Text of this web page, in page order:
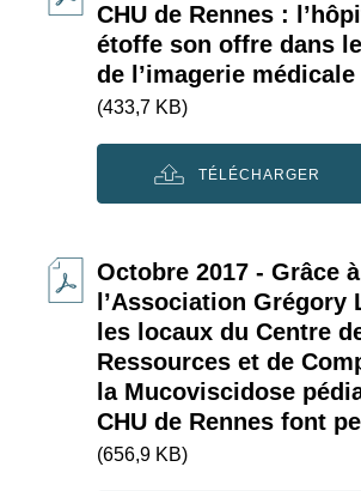
CHU de Rennes :
étoffe son offre dans
de l’imagerie médicale
(433,7 KB)
TÉLÉCHARGER
Octobre 2017 - Grâce à
l’Association Grégory
les locaux du Centre
Ressources et de
la Mucoviscidose
CHU de Rennes font
(656,9 KB)